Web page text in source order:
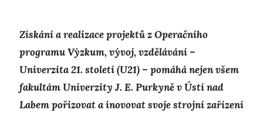
Získání a realizace projektů z Operačního
programu Výzkum, vývoj, vzdělávání –
Univerzita 21. století (U21) – pomáhá nejen všem
fakultám Univerzity J. E. Purkyně v Ústí nad
Labem pořizovat a inovovat svoje strojní zařízení